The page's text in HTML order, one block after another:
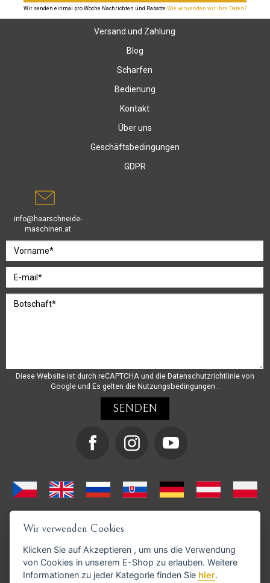
Wir senden einmal pro Woche Nachrichten und Rabatte.Wie verwenden wir Ihre Daten?
Versand und Zahlung
Blog
Scharfen
Bedienung
Kontakt
Über uns
Geschäftsbedingungen
GDPR
info@haarschneide-
maschinen.at
Diese Website ist durch reCAPTCHA und die Datenschutzrichtlinie von
Google und Es gelten die Nutzungsbedingungen .
GoPay-Zahlungen möglich
Wir verwenden Cookies
Klicken Sie auf Akzeptieren , um uns die Verwendung
von Cookies in unserem E-Shop zu erlauben. Weitere
Informationen zu jeder Kategorie finden Sie hier.